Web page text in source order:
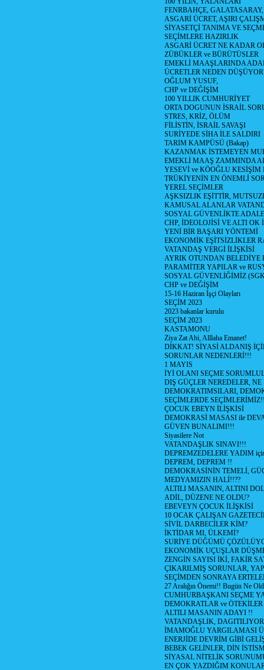
FENRBAHÇE,
ASGARİ ÜCRET, AŞIRI
SİYASETÇİ TANIMA VE
SEÇİMLERE HAZIRLIK
ASGARİ ÜCRET NE KADAR
ZÜBÜKLER ve BÜRÜTÜSLER
EMEKLİ MAAŞLARINDA
ÜCRETLER NEDEN
OĞLUM YUSUF,
CHP ve DEĞİŞİM
100 YILLIK CUMHURİYET
ORTA DOGUNUN İSRAİL
STRES, KRİZ, ÖLÜM
FİLİSTİN, İSRAİL SAVAŞI
SURİYEDE SİHA İLE SALDIRI
TARIM KAMPÜSÜ (Bakap)
KAZANMAK İSTEMEYEN
EMEKLİ MAAŞ ZAMMINDA
YESEVİ ve KÖOĞLU
TRÜKİYENİN EN ÖNEMLİ
YEREL SEÇİMLER
AŞKSIZLIK EŞİTTİR,
KAMUSAL ALANLAR
SOSYAL GÜVENLİKTE
CHP, İDEOLOJİSİ VE ALTI OK
YENİ BİR BAŞARI YÖNTEMİ
EKONOMİK EŞİTSİZLİKLER
VATANDAŞ VERGİ İLİŞKİSİ
AYRIK OTUNDAN
PARAMİTER YAPILAR ve
SOSYAL GÜVENLİĞİMİZ
CHP ve DEĞİŞİM
15-16 Haziran İşçi Olayları
SEÇİM 2023
2023 bakanlar kurulu
SEÇİM 2023
KASTAMONU
Ziya Zat Abi, Alllaha Emanet!
DİKKAT! SİYASİ ALDANIŞ
SORUNLAR NEDENLERİ!!!
1 MAYIS
İYİ OLANI SEÇME
DIŞ GÜÇLER NEREDELER,
DEMOKRATIMSILARI,
SEÇİMLERDE
ÇOCUK EBEYN İLİŞKİSİ
DEMOKRASİ MASASI ile
GÜVEN BUNALIMI!!!
Siyasilere Not
VATANDAŞLIK SINAVI!!!
DEPREMZEDELERE YADIM
DEPREM, DEPREM !!
DEMOKRASİNİN TEMELİ,
MEDYAMIZIN HALİ!!??
ALTILI MASANIN, ALTINI
ADİL, DÜZENE NE OLDU?
EBEVEYN ÇOCUK İLİŞKİSİ
10 OCAK ÇALIŞAN
SİVİL DARBECİLER KİM?
İKTİDAR MI, ÜLKEMİ?
SURİYE DÜĞÜMÜ
EKONOMİK UÇUŞLAR
ZENGİN SAYISI İKİ, FAKİR
ÇIKARILMIŞ SORUNLAR,
SEÇİMDEN SONRAYA
27 Aralığın Önemi!! Bugün Ne
CUMHURBAŞKANI SEÇME
DEMOKRATLAR ve ÖTEKİLER
ALTILI MASANIN ADAYI !!
VATANDAŞLIK,
İMAMOĞLU YARGILAMASI
ENERJİDE DEVRİM GİBİ
BEBEK GELİNLER, DİN
SİYASAL NİTELİK
EN ÇOK YAZDIĞIM